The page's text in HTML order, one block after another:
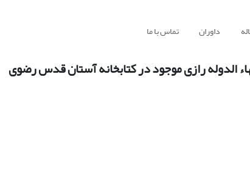
داوران تماس با ما
الدوله رازی موجود در کتابخانه آستان قدس رضوی